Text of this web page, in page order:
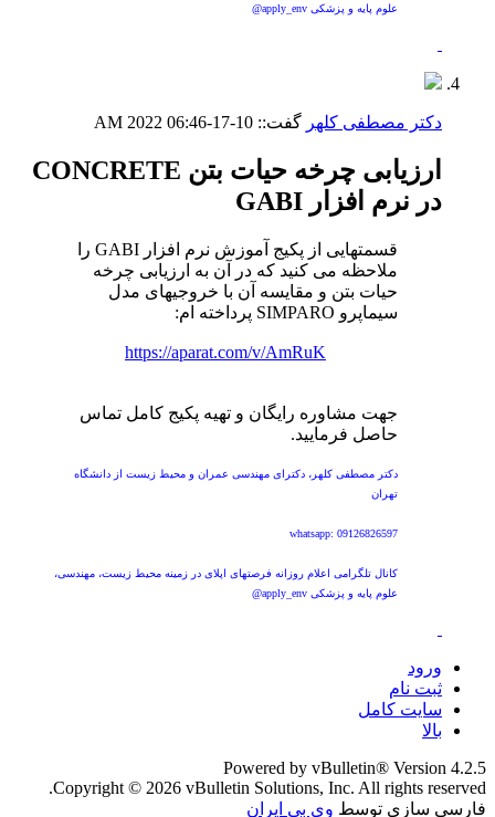
علوم پایه و پزشکی apply_env@
دکتر مصطفی کلهر گفت:: 10-17-2022
06:46 AM
ارزیابی چرخه حیات بتن CONCRETE
در نرم افزار GABI
قسمتهایی از پکیج آموزش نرم افزار GABI را
ملاحظه می کنید که در آن به ارزیابی چرخه
حیات بتن و مقایسه آن با خروجیهای مدل
سیماپرو SIMPARO پرداخته ام:
https://aparat.com/v/AmRuK
جهت مشاوره رایگان و تهیه پکیج کامل تماس
حاصل فرمایید.
دکتر مصطفی کلهر، دکترای مهندسی عمران و محیط زیست از دانشگاه
تهران
whatsapp: 09126826597
کانال تلگرامی اعلام روزانه فرصتهای اپلای در زمینه محیط زیست، مهندسی،
علوم پایه و پزشکی apply_env@
ورود
ثبت نام
سایت کامل
بالا
Powered by vBulletin® Version 4.2.5
Copyright © 2026 vBulletin Solutions, Inc. All rights reserved.
فارسی سازی توسط وی بی ایران